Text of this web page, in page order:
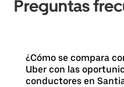
Preguntas
¿Cómo se compara
Uber con las
conductores en